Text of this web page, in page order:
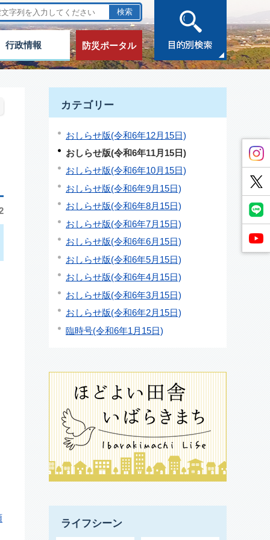
行政情報 防災ポータル
カテゴリー
おしらせ版(令和6年12月15日)
おしらせ版(令和6年11月15日)
おしらせ版(令和6年10月15日)
おしらせ版(令和6年9月15日)
おしらせ版(令和6年8月15日)
おしらせ版(令和6年7月15日)
おしらせ版(令和6年6月15日)
おしらせ版(令和6年5月15日)
おしらせ版(令和6年4月15日)
おしらせ版(令和6年3月15日)
おしらせ版(令和6年2月15日)
臨時号(令和6年1月15日)
ライフシーン